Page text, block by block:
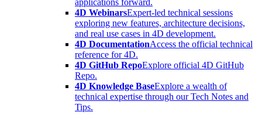
applications forward.
4D WebinarsExpert-led technical sessions
exploring new features, architecture decisions,
and real use cases in 4D development.
4D DocumentationAccess the official technical
reference for 4D.
4D GitHub RepoExplore official 4D GitHub
Repo.
4D Knowledge BaseExplore a wealth of
technical expertise through our Tech Notes and
Tips.